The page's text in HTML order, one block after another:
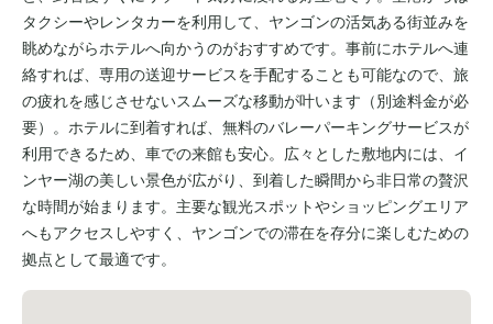
タクシーやレンタカーを利用して、ヤンゴンの活気ある街並みを
眺めながらホテルへ向かうのがおすすめです。事前にホテルへ連
絡すれば、専用の送迎サービスを手配することも可能なので、旅
の疲れを感じさせないスムーズな移動が叶います（別途料金が必
要）。ホテルに到着すれば、無料のバレーパーキングサービスが
利用できるため、車での来館も安心。広々とした敷地内には、イ
ンヤー湖の美しい景色が広がり、到着した瞬間から非日常の贅沢
な時間が始まります。主要な観光スポットやショッピングエリア
へもアクセスしやすく、ヤンゴンでの滞在を存分に楽しむための
拠点として最適です。